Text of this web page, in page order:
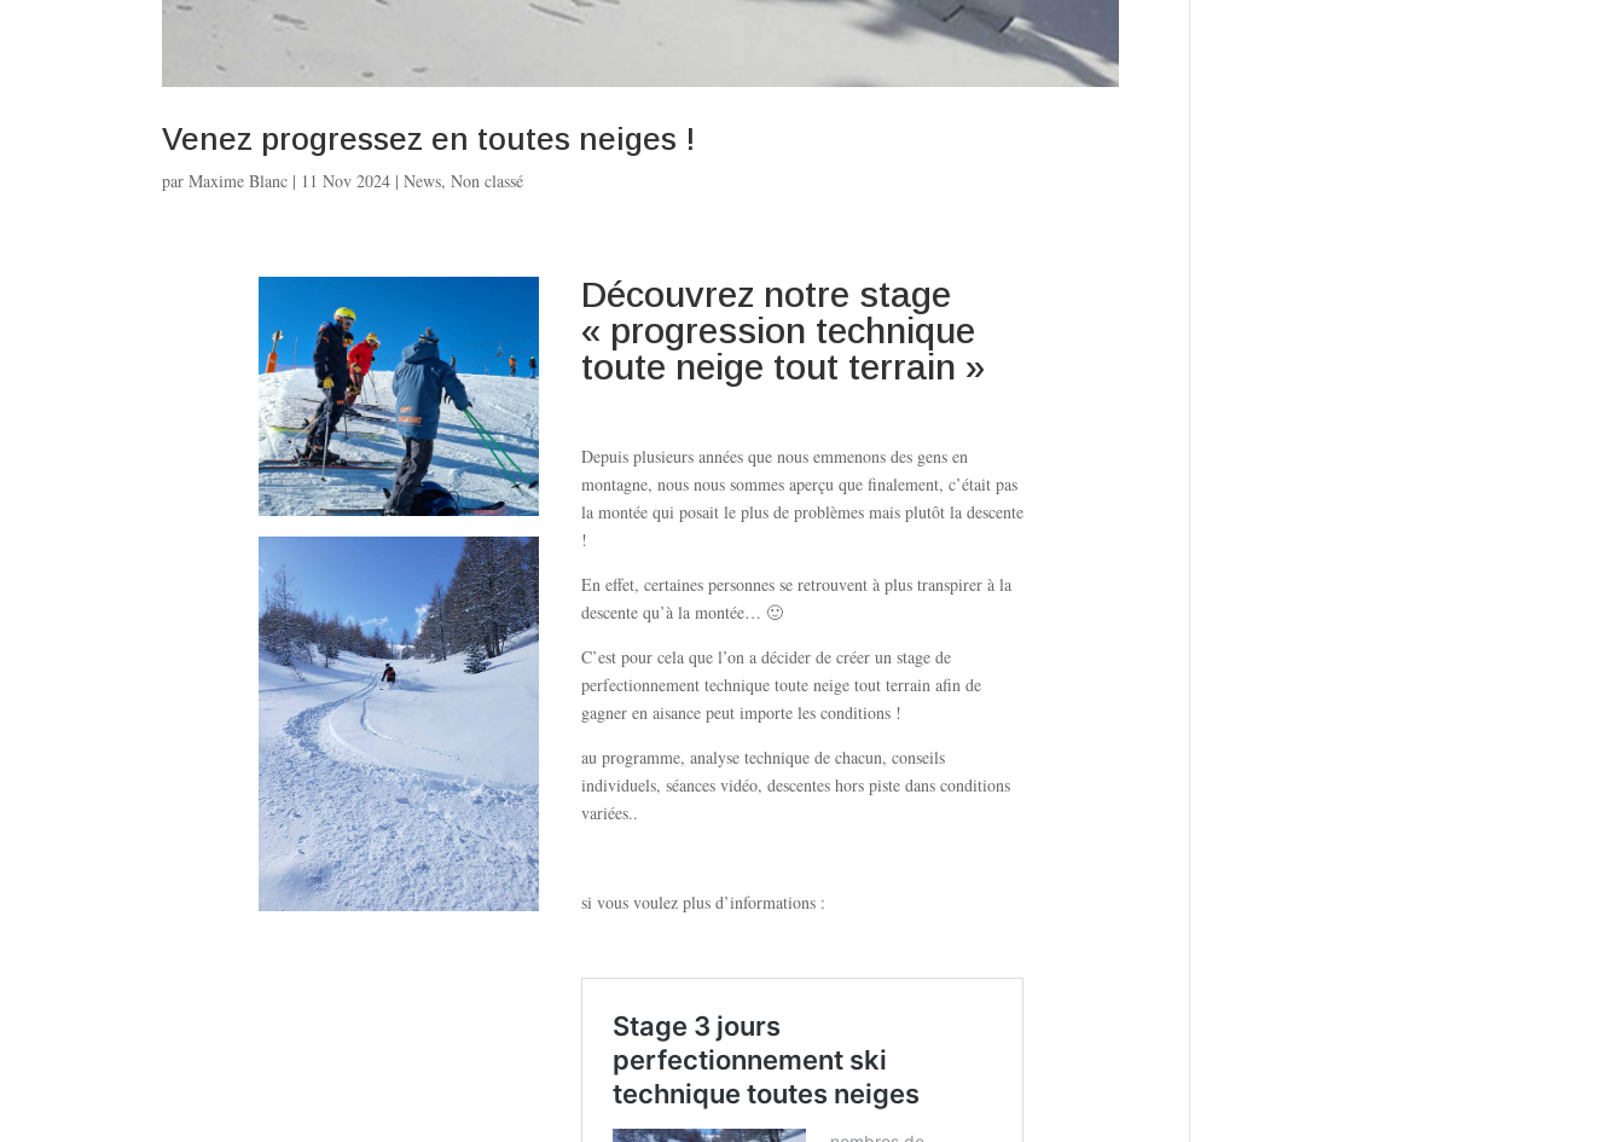
Venez progressez en toutes neiges !
parMaxime Blanc | 11 Nov 2024 |News,Non classé
Découvrez notre stage
« progression technique
toute neige tout terrain »
Depuis plusieurs années que nous emmenons des gens en
montagne, nous nous sommes aperçu que finalement, c’était pas
la montée qui posait le plus de problèmes mais plutôt la descente
!
En effet, certaines personnes se retrouvent à plus transpirer à la
descente qu’à la montée… 🙂
C’est pour cela que l’on a décider de créer un stage de
perfectionnement technique toute neige tout terrain afin de
gagner en aisance peut importe les conditions !
au programme, analyse technique de chacun, conseils
individuels, séances vidéo, descentes hors piste dans conditions
variées..
si vous voulez plus d’informations :